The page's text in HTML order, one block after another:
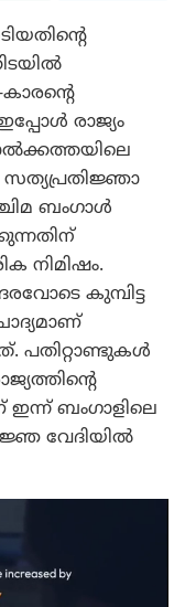
കാരന്റെ
രാജ്യം
സത്യപ്രതിജ്ഞാ
ബംഗാൾ
നിമിഷം.
കുമ്പിട്ട
പതിറ്റാണ്ടുകൾ
ബംഗാളിലെ
വേദിയിൽ